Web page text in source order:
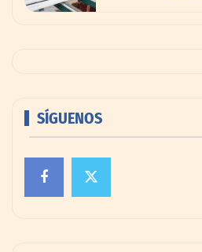
SÍGUENOS